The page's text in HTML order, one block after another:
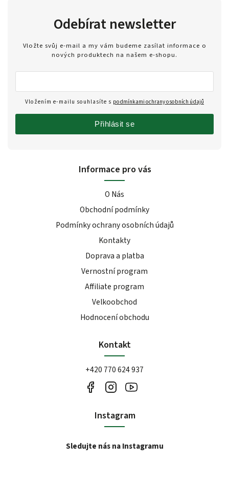
Informace pro vás
O Nás
Obchodní podmínky
Podmínky ochrany osobních údajů
Kontakty
Doprava a platba
Vernostní program
Affiliate program
Velkoobchod
Hodnocení obchodu
Kontakt
+420 770 624 937
Instagram
Sledujte nás na Instagramu
Odebírat newsletter
Vložte svůj e-mail a my vám budeme zasílat informace o
nových produktech na našem e-shopu.
Vložením e-mailu souhlasíte s podmínkami ochrany osobních údajů
Přihlásit se